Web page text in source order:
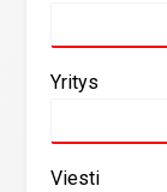
Yritys
Viesti